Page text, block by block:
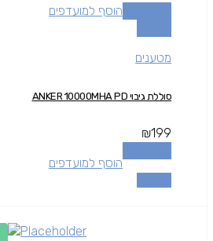
הוסף למועדפים
מטענים
סוללת גיבוי ANKER 10000MHA PD
₪199
הוסף למועדפים